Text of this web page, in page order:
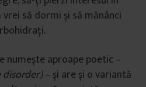
să dormi și să mănânci
numește aproape poetic –
disorder)– și are și o variantă